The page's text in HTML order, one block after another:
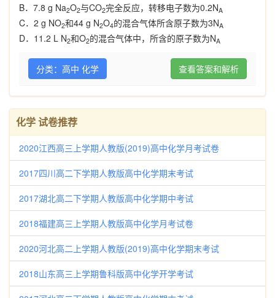
B． 7.8 g Na2O2与CO2完全反应，转移电子数为0.2NA
C． 2 g NO2和44 g N2O4的混合气体所含原子数为3NA
D． 11.2 L N2和O2的混合气体中，所含的原子数为NA
分类：高中 化学 查看答案和解析
化学 试卷推荐
2020江西高三上学期人教版(2019)高中化学月考试卷
2017四川高二下学期人教版高中化学期末考试
2017湖北高二下学期人教版高中化学期中考试
2018福建高三上学期人教版高中化学月考试卷
2020河北高二上学期人教版(2019)高中化学期末考试
2018山东高三上学期鲁科版高中化学开学考试